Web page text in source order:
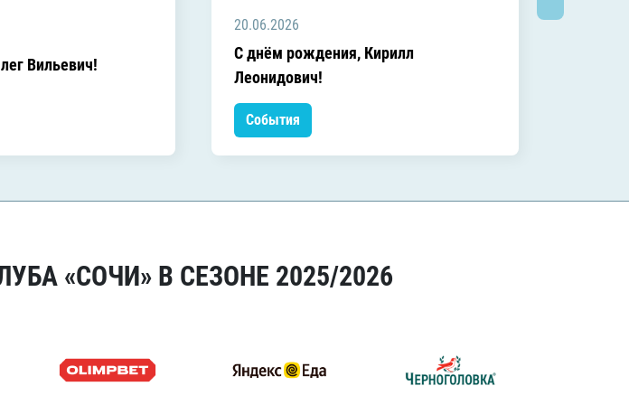
Вильевич!
20.06.2026
C днём рождения, Кирилл
Леонидович!
События
«СОЧИ» В СЕЗОНЕ 2025/2026